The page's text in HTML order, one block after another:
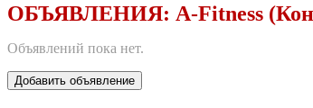
ОБЪЯВЛЕНИЯ: A-Fitness
Объявлений пока нет.
Добавить объявление